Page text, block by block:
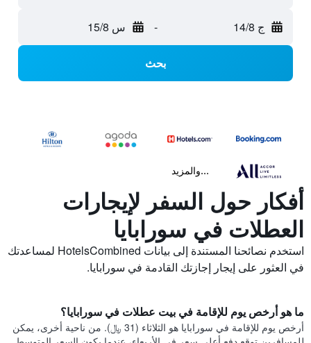
ج 14/8 - س 15/8
بحث
...والمزيد
أفكار حول السفر لإيجارات
العطلات في سورابايا
استخدم نصائحنا المستندة إلى بيانات HotelsCombined لمساعدتك
في العثور على إيجار إجازتك القادمة في سورابايا.
ما هو أرخص يوم للإقامة في بيت عطلات في سورابايا؟
أرخص يوم للإقامة في سورابايا هو الثلاثاء (31 ﷼). من ناحية أخرى، يمكن